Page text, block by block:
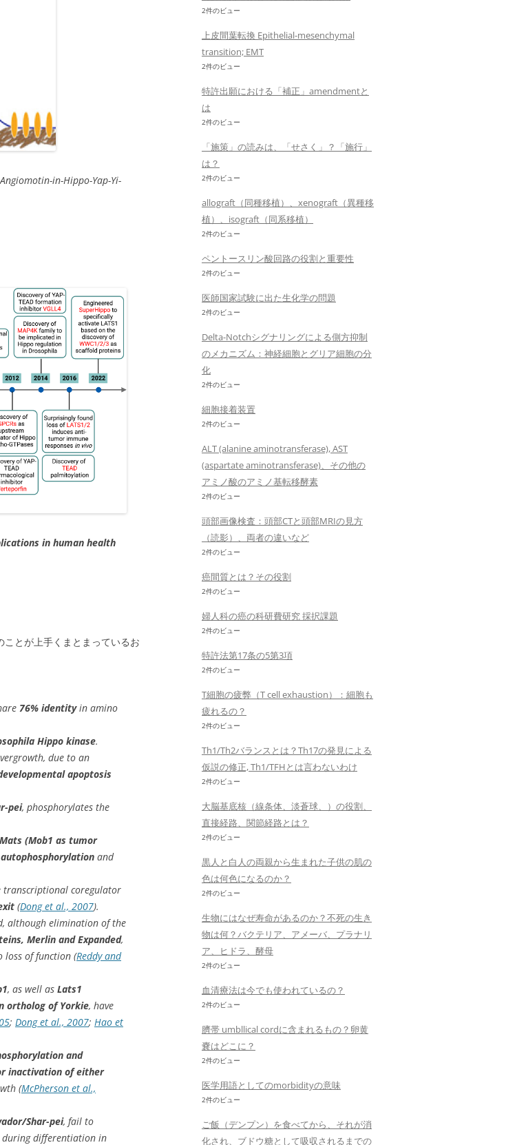
in-Hippo-Yap-Yi-
in human health
とが上手くまとまっているお
76% identityin amino
Hippo kinase.
due to an
apoptosis
pei, phosphorylates the
Mats (Mob1 as tumor
and
transcriptional coregulator
(Dong et al., 2007).
although elimination of the
Merlin and Expanded,
loss of function (Reddy and
, as well as Lats1
ortholog of Yorkie, have
; Dong et al., 2007; Hao et
and
inactivation of either
(McPherson et al.,
Shar-pei, fail to
during differentiation in
2件のビュー
上皮間葉転換 Epithelial-mesenchymal
transition; EMT
2件のビュー
特許出願における「補正」amendmentと
は
2件のビュー
「施策」の読みは、「せさく」？「施行」
は？
2件のビュー
allograft（同種移植）、xenograft（異種移
植）、isograft（同系移植）
2件のビュー
ペントースリン酸回路の役割と重要性
2件のビュー
医師国家試験に出た生化学の問題
2件のビュー
Delta-Notchシグナリングによる側方抑制
のメカニズム：神経細胞とグリア細胞の分
化
2件のビュー
細胞接着装置
2件のビュー
ALT (alanine aminotransferase), AST
(aspartate aminotransferase)、その他の
アミノ酸のアミノ基転移酵素
2件のビュー
頭部画像検査：頭部CTと頭部MRIの見方
（読影）、両者の違いなど
2件のビュー
癌間質とは？その役割
2件のビュー
婦人科の癌の科研費研究 採択課題
2件のビュー
特許法第17条の5第3項
2件のビュー
T細胞の疲弊（T cell exhaustion）：細胞も
疲れるの？
2件のビュー
Th1/Th2バランスとは？Th17の発見による
仮説の修正, Th1/TFHとは言わないわけ
2件のビュー
大脳基底核（線条体、淡蒼球、）の役割、
直接経路、関節経路とは？
2件のビュー
黒人と白人の両親から生まれた子供の肌の
色は何色になるのか？
2件のビュー
生物にはなぜ寿命があるのか？不死の生き
物は何？バクテリア、アメーバ、プラナリ
ア、ヒドラ、酵母
2件のビュー
血清療法は今でも使われているの？
2件のビュー
臍帯 umbllical cordに含まれるもの？卵黄
嚢はどこに？
2件のビュー
医学用語としてのmorbidityの意味
2件のビュー
ご飯（デンプン）を食べてから、それが消
化され、ブドウ糖として吸収されるまでの